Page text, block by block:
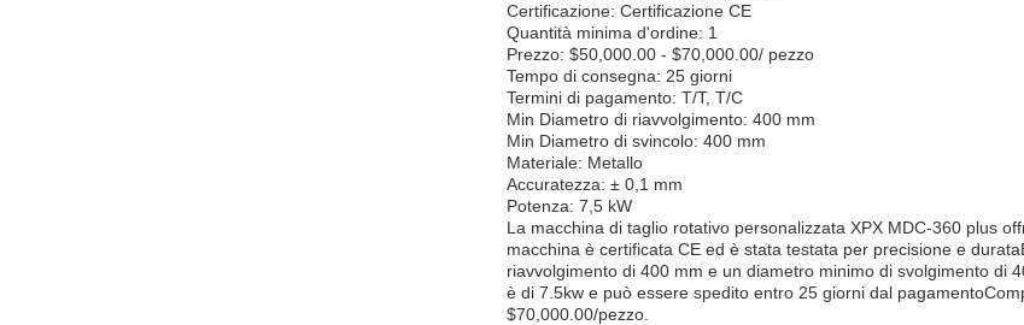
Certificazione: Certificazione CE
Quantità minima d'ordine: 1
Prezzo: $50,000.00 - $70,000.00/ pezzo
Tempo di consegna: 25 giorni
Termini di pagamento: T/T, T/C
Min Diametro di riavvolgimento: 400 mm
Min Diametro di svincolo: 400 mm
Materiale: Metallo
Accuratezza: ± 0,1 mm
Potenza: 7,5 kW
La macchina di taglio rotativo personalizzata XPX MDC-360 plus
macchina è certificata CE ed è stata testata per precisione e
riavvolgimento di 400 mm e un diametro minimo di svolgimento di
è di 7.5kw e può essere spedito entro 25 giorni dal
$70,000.00/pezzo.